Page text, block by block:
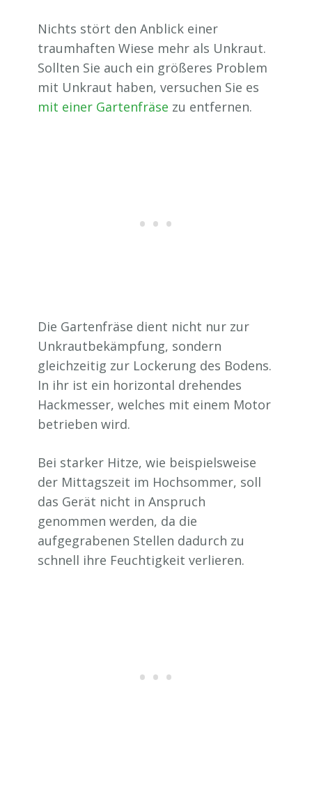
Nichts stört den Anblick einer
traumhaften Wiese mehr als Unkraut.
Sollten Sie auch ein größeres Problem
mit Unkraut haben, versuchen Sie es
mit einer Gartenfräse zu entfernen.
Die Gartenfräse dient nicht nur zur
Unkrautbekämpfung, sondern
gleichzeitig zur Lockerung des Bodens.
In ihr ist ein horizontal drehendes
Hackmesser, welches mit einem Motor
betrieben wird.
Bei starker Hitze, wie beispielsweise
der Mittagszeit im Hochsommer, soll
das Gerät nicht in Anspruch
genommen werden, da die
aufgegrabenen Stellen dadurch zu
schnell ihre Feuchtigkeit verlieren.